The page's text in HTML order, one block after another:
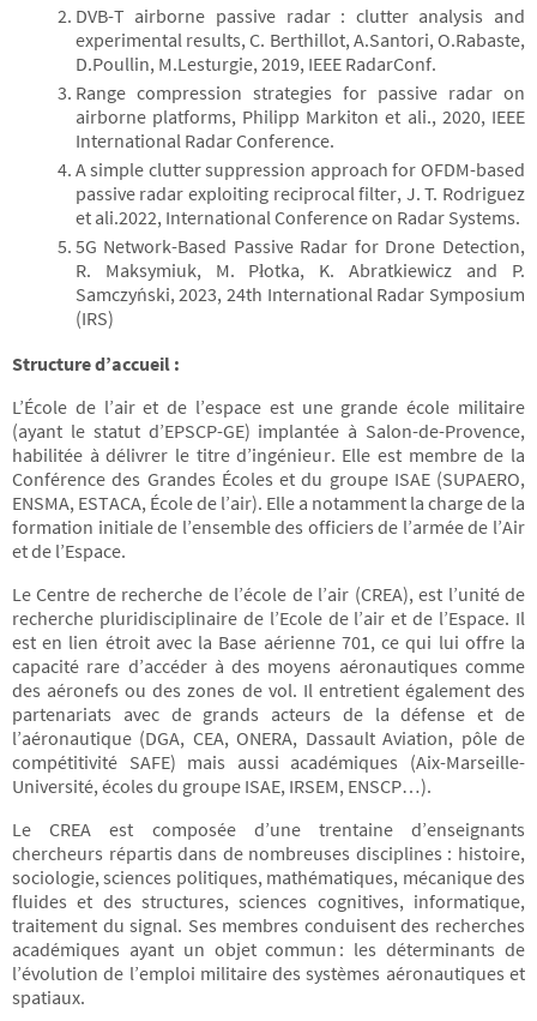
DVB-T airborne passive radar : clutter analysis and
experimental results, C. Berthillot, A.Santori, O.Rabaste,
D.Poullin, M.Lesturgie, 2019, IEEE RadarConf.
Range compression strategies for passive radar on
airborne platforms, Philipp Markiton et ali., 2020, IEEE
International Radar Conference.
A simple clutter suppression approach for OFDM-based
passive radar exploiting reciprocal filter, J. T. Rodriguez
et ali.2022, International Conference on Radar Systems.
5G Network-Based Passive Radar for Drone Detection,
R. Maksymiuk, M. Płotka, K. Abratkiewicz and P.
Samczyński, 2023, 24th International Radar Symposium
(IRS)
Structure d’accueil :
L’École de l’air et de l’espace est une grande école militaire
(ayant le statut d’EPSCP-GE) implantée à Salon-de-Provence,
habilitée à délivrer le titre d’ingénieur. Elle est membre de la
Conférence des Grandes Écoles et du groupe ISAE (SUPAERO,
ENSMA, ESTACA, École de l’air). Elle a notamment la charge de la
formation initiale de l’ensemble des officiers de l’armée de l’Air
et de l’Espace.
Le Centre de recherche de l’école de l’air (CREA), est l’unité de
recherche pluridisciplinaire de l’Ecole de l’air et de l’Espace. Il
est en lien étroit avec la Base aérienne 701, ce qui lui offre la
capacité rare d’accéder à des moyens aéronautiques comme
des aéronefs ou des zones de vol. Il entretient également des
partenariats avec de grands acteurs de la défense et de
l’aéronautique (DGA, CEA, ONERA, Dassault Aviation, pôle de
compétitivité SAFE) mais aussi académiques (Aix-Marseille-
Université, écoles du groupe ISAE, IRSEM, ENSCP…).
Le CREA est composée d’une trentaine d’enseignants
chercheurs répartis dans de nombreuses disciplines : histoire,
sociologie, sciences politiques, mathématiques, mécanique des
fluides et des structures, sciences cognitives, informatique,
traitement du signal. Ses membres conduisent des recherches
académiques ayant un objet commun : les déterminants de
l’évolution de l’emploi militaire des systèmes aéronautiques et
spatiaux.